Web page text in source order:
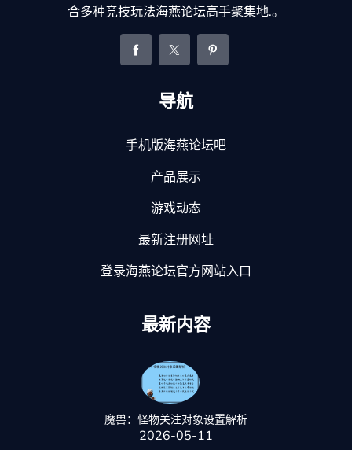
合多种竞技玩法海燕论坛高手聚集地.。
导航
手机版海燕论坛吧
产品展示
游戏动态
最新注册网址
登录海燕论坛官方网站入口
最新内容
魔兽：怪物关注对象设置解析
2026-05-11